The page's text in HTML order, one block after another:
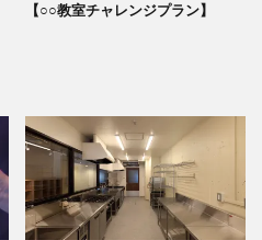
【○○教室チャレンジプラン】